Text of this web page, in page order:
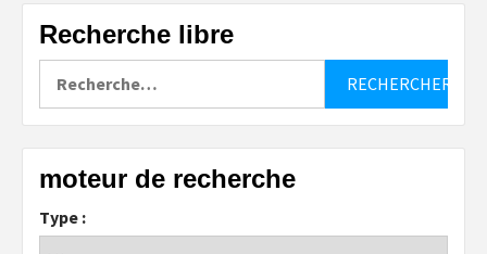
Recherche libre
moteur de recherche
Type :